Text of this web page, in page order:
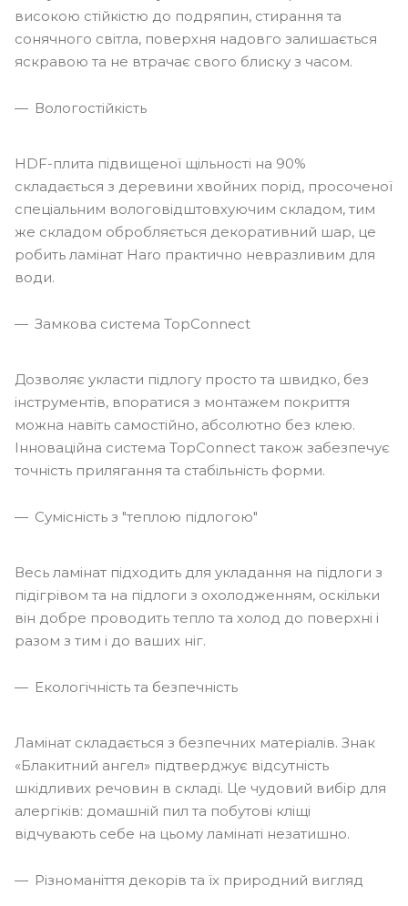
високою стійкістю до подряпин, стирання та
сонячного світла, поверхня надовго залишається
яскравою та не втрачає свого блиску з часом.
Вологостійкість
HDF-плита підвищеної щільності на 90%
складається з деревини хвойних порід, просоченої
спеціальним вологовідштовхуючим складом, тим
же складом обробляється декоративний шар, це
робить ламінат Haro практично невразливим для
води.
Замкова система TopConnect
Дозволяє укласти підлогу просто та швидко, без
інструментів, впоратися з монтажем покриття
можна навіть самостійно, абсолютно без клею.
Інноваційна система TopConnect також забезпечує
точність прилягання та стабільність форми.
Сумісність з "теплою підлогою"
Весь ламінат підходить для укладання на підлоги з
підігрівом та на підлоги з охолодженням, оскільки
він добре проводить тепло та холод до поверхні і
разом з тим і до ваших ніг.
Екологічність та безпечність
Ламінат складається з безпечних матеріалів. Знак
«Блакитний ангел» підтверджує відсутність
шкідливих речовин в складі. Це чудовий вибір для
алергіків: домашній пил та побутові кліщі
відчувають себе на цьому ламінаті незатишно.
Різноманіття декорів та їх природний вигляд